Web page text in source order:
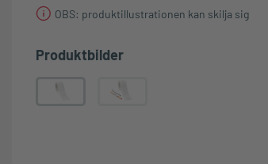
OBS: produktillustrationen kan skilja sig
Produktbilder